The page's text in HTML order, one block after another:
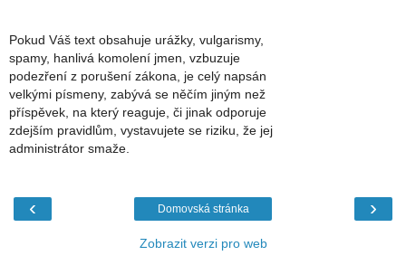
Pokud Váš text obsahuje urážky, vulgarismy,
spamy, hanlivá komolení jmen, vzbuzuje
podezření z porušení zákona, je celý napsán
velkými písmeny, zabývá se něčím jiným než
příspěvek, na který reaguje, či jinak odporuje
zdejším pravidlům, vystavujete se riziku, že jej
administrátor smaže.
‹ ›
Domovská stránka
Zobrazit verzi pro web